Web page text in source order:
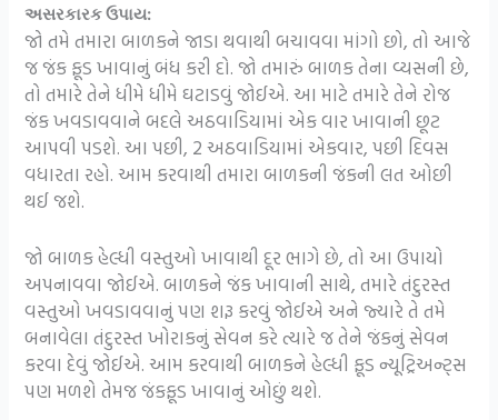
અસરકારક ઉપાય:
જો તમે તમારા બાળકને જાડા થવાથી બચાવવા માંગો છો, તો આજે
જ જંક ફૂડ ખાવાનું બંધ કરી દો. જો તમારું બાળક તેના વ્યસની છે,
તો તમારે તેને ધીમે ધીમે ઘટાડવું જોઈએ. આ માટે તમારે તેને રોજ
જંક ખવડાવવાને બદલે અઠવાડિયામાં એક વાર ખાવાની છૂટ
આપવી પડશે. આ પછી, 2 અઠવાડિયામાં એકવાર, પછી દિવસ
વધારતા રહો. આમ કરવાથી તમારા બાળકની જંકની લત ઓછી
થઈ જશે.
જો બાળક હેલ્ધી વસ્તુઓ ખાવાથી દૂર ભાગે છે, તો આ ઉપાયો
અપનાવવા જોઈએ. બાળકને જંક ખાવાની સાથે, તમારે તંદુરસ્ત
વસ્તુઓ ખવડાવવાનું પણ શરૂ કરવું જોઈએ અને જ્યારે તે તમે
બનાવેલા તંદુરસ્ત ખોરાકનું સેવન કરે ત્યારે જ તેને જંકનું સેવન
કરવા દેવું જોઈએ. આમ કરવાથી બાળકને હેલ્ધી ફૂડ ન્યૂટ્રિઅન્ટ્સ
પણ મળશે તેમજ જંકફૂડ ખાવાનું ઓછું થશે.